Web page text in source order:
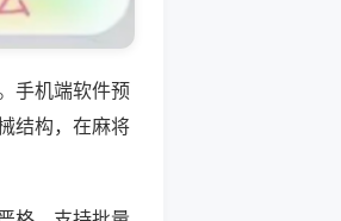
手机端软件预
结构，在麻将